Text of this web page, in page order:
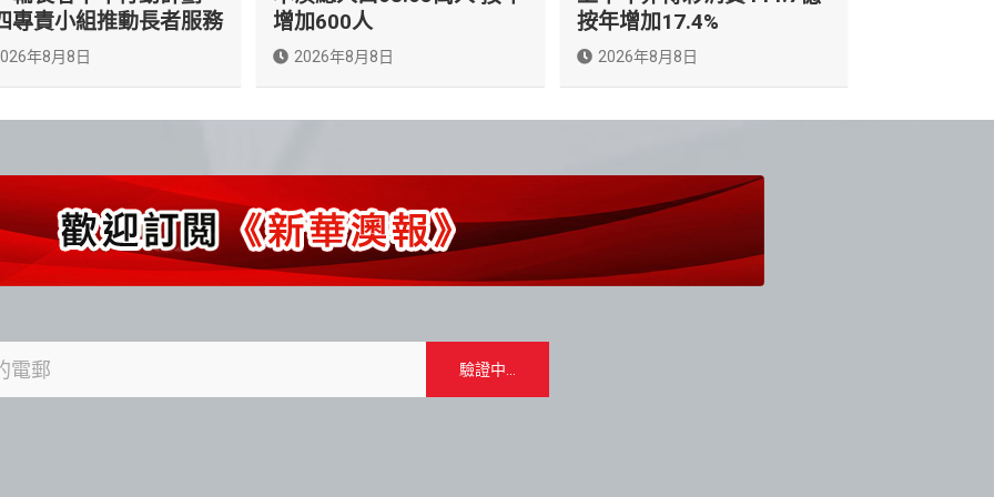
專責小組推動長者服務
年8月8日
增加600人
2026年8月8日
按年增加17.4%
2026年8月8日